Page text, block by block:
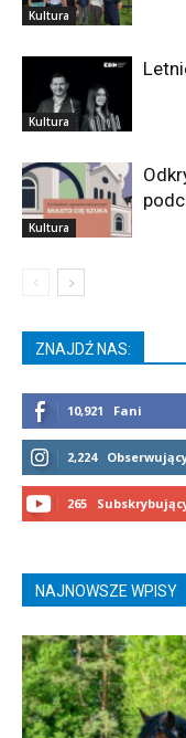
Kultura
Kultura
Kultura
ZNAJDŹ NAS:
10,921 Fani
2,224
265
NAJNOWSZE WPISY